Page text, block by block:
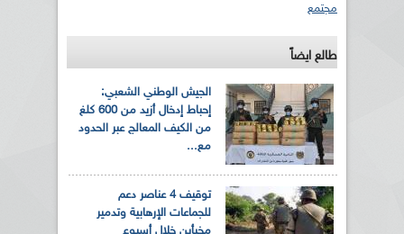
مجتمع
طالع ايضاً
الجيش الوطني الشعبي:
إحباط إدخال أزيد من 600 كلغ
من الكيف المعالج عبر الحدود
مع...
توقيف 4 عناصر دعم
للجماعات الإرهابية وتدمير
مخبأين خلال أسبوع